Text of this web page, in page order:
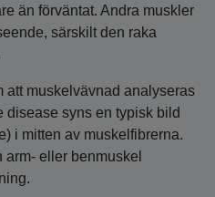
än förväntat. Andra muskler
särskilt den raka
att muskelvävnad analyseras
disease syns en typisk bild
i mitten av muskelfibrerna.
eller benmuskel